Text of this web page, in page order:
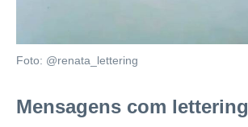
Foto: @renata_lettering
Mensagens com lettering